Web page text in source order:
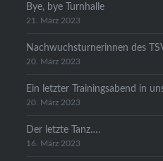
Bye, bye Turnhalle
21. März 2023
Nachwuchsturnerinnen des
20. März 2023
Ein letzter Trainingsabend in
20. März 2023
Der letzte Tanz….
16. März 2023